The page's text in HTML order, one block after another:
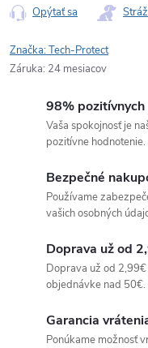
Opýtať sa
Značka:Tech-Protect
Záruka: 24 mesiacov
98% pozitívnych
Vaša spokojnosť je
pozitívne hodnotenie.
Bezpečné
Používame
vašich osobných
Doprava už od
Doprava už od
objednávke nad 50€.
Garancia
Ponúkame možnosť